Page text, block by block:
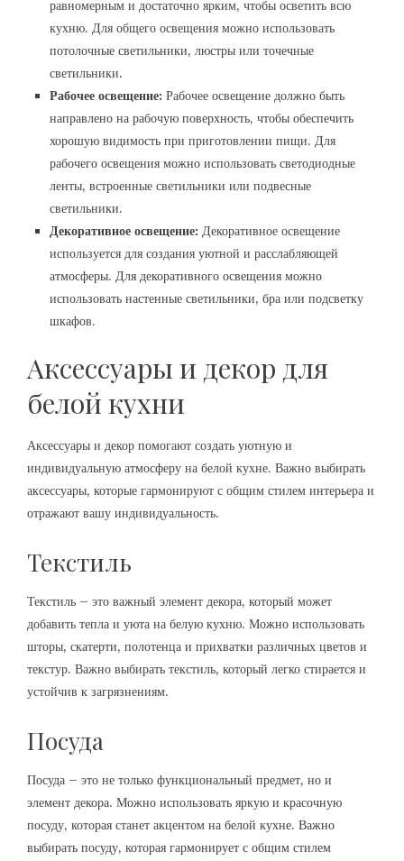
равномерным и достаточно ярким, чтобы осветить всю
кухню. Для общего освещения можно использовать
потолочные светильники, люстры или точечные
светильники.
Рабочее освещение: Рабочее освещение должно быть
направлено на рабочую поверхность, чтобы обеспечить
хорошую видимость при приготовлении пищи. Для
рабочего освещения можно использовать светодиодные
ленты, встроенные светильники или подвесные
светильники.
Декоративное освещение: Декоративное освещение
используется для создания уютной и расслабляющей
атмосферы. Для декоративного освещения можно
использовать настенные светильники, бра или подсветку
шкафов.
Аксессуары и декор для
белой кухни
Аксессуары и декор помогают создать уютную и
индивидуальную атмосферу на белой кухне. Важно выбирать
аксессуары, которые гармонируют с общим стилем интерьера и
отражают вашу индивидуальность.
Текстиль
Текстиль – это важный элемент декора, который может
добавить тепла и уюта на белую кухню. Можно использовать
шторы, скатерти, полотенца и прихватки различных цветов и
текстур. Важно выбирать текстиль, который легко стирается и
устойчив к загрязнениям.
Посуда
Посуда – это не только функциональный предмет, но и
элемент декора. Можно использовать яркую и красочную
посуду, которая станет акцентом на белой кухне. Важно
выбирать посуду, которая гармонирует с общим стилем